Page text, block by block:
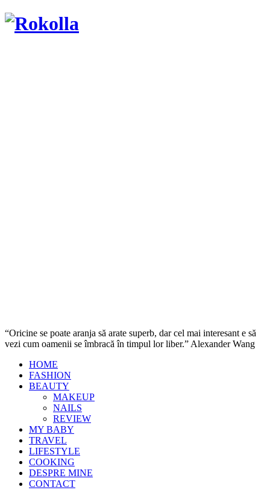
“Oricine se poate aranja să arate superb, dar cel mai interesant e să
vezi cum oamenii se îmbracă în timpul lor liber.” Alexander Wang
HOME
FASHION
BEAUTY
MAKEUP
NAILS
REVIEW
MY BABY
TRAVEL
LIFESTYLE
COOKING
DESPRE MINE
CONTACT